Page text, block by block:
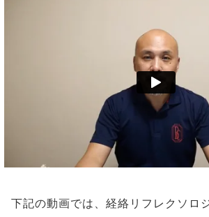
下記の動画では、経絡リフレクソロ